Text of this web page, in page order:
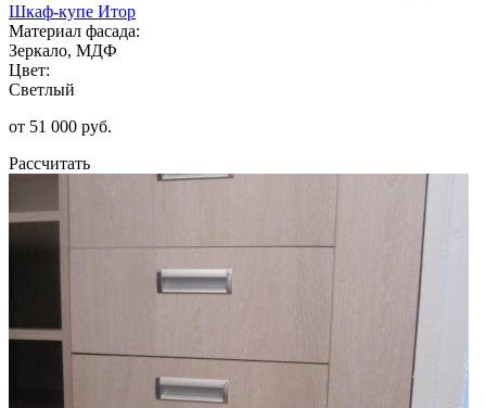
Шкаф-купе Итор
Материал фасада:
Зеркало, МДФ
Цвет:
Светлый
от 51 000 руб.
Рассчитать